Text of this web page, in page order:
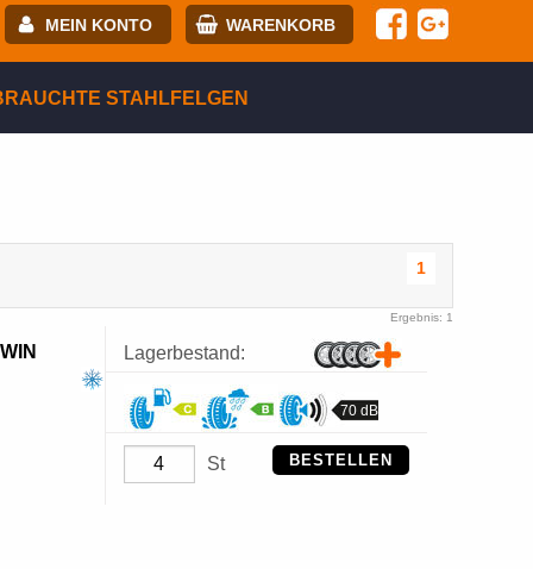
MEIN KONTO WARENKORB
ANMELDEN
STAHLFELGEN
1
Ergebnis: 1
Lagerbestand:
70 dB
St BESTELLEN